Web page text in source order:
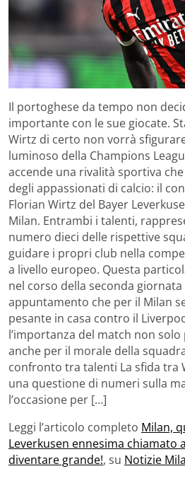
Il portoghese da tempo non
importante con le sue giocate.
Wirtz di certo non vorrà
luminoso della Champions
accende una rivalità sportiva
degli appassionati di calcio: il
Florian Wirtz del Bayer
Milan. Entrambi i talenti,
numero dieci delle rispettive
guidare i propri club nella
a livello europeo. Questa
nel corso della seconda
appuntamento che per il Milan
pesante in casa contro il
l’importanza del match non solo
anche per il morale della
confronto tra talenti La sfida tra
una questione di numeri sulla
l’occasione per […]
Leggi l’articolo completo Milan,
Leverkusen ennesima chiamato
diventare grande!, su Notizie